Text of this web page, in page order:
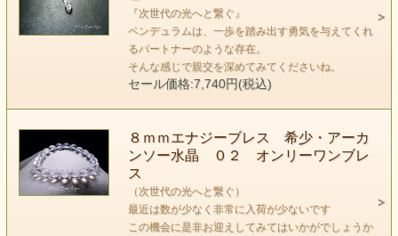
この石が照らしている次世代へ繋がる光が
私達の道先案内人をしてくれるはずだから・・・
ソフィーママ
石のサイズ：縦約27mm
アーティスティックワイヤー使用
ボールチェーン（ロジウムコート）40cm＋アジャスタ
ー5cm
または、
ボールチェーン（ロジウムコート）50cm＋アジャスタ
『次世代の光へと繋ぐ』
ペンデュラムは、一歩を踏み出す勇気を与えてくれ
るパートナーのような存在。
そんな感じで親交を深めてみてくださいね。
セール価格:7,740円(税込)
８ｍｍエナジーブレス 希少・アーカ
ンソー水晶 ０２ オンリーワンブレ
ス
（次世代の光へと繋ぐ）
最近は数が少なく非常に入荷が少ないです
この機会に是非お迎えしてみてはいかがでしょうか